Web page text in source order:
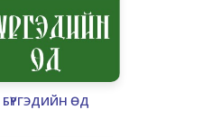
БҮРГЭДИЙН ӨД